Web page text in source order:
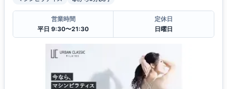
営業時間
平日 9:30〜21:30
定休日
日曜日